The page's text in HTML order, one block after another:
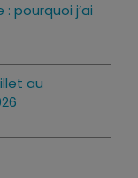
: pourquoi j’ai
au